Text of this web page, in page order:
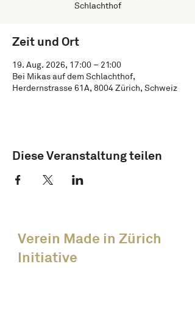
Schlachthof
Zeit und Ort
19. Aug. 2026, 17:00 – 21:00
Bei Mikas auf dem Schlachthof,
Herdernstrasse 61A, 8004 Zürich, Schweiz
Diese Veranstaltung teilen
Verein Made in Zürich
Initiative